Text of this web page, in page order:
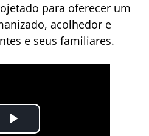
para oferecer um
acolhedor e
e seus familiares.